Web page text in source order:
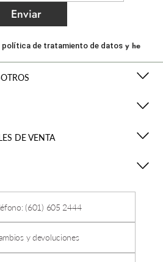
Enviar
política de tratamiento de datos y he
DE VENTA
(601) 605 2444
y devoluciones